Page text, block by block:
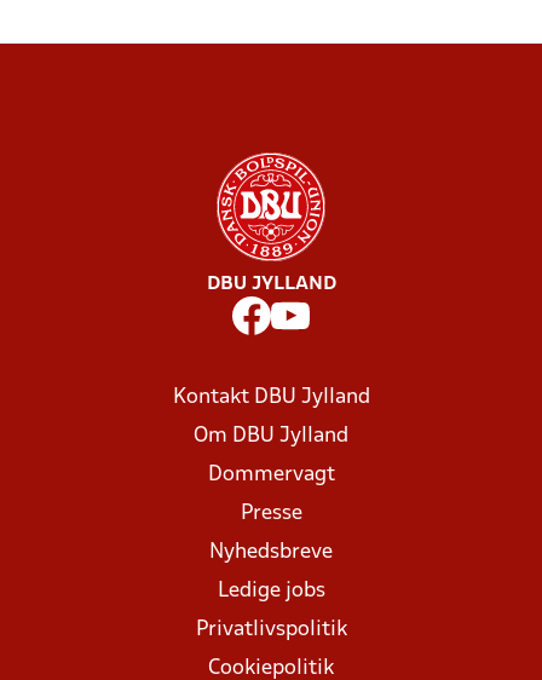
DBU JYLLAND
Kontakt DBU Jylland
Om DBU Jylland
Dommervagt
Presse
Nyhedsbreve
Ledige jobs
Privatlivspolitik
Cookiepolitik